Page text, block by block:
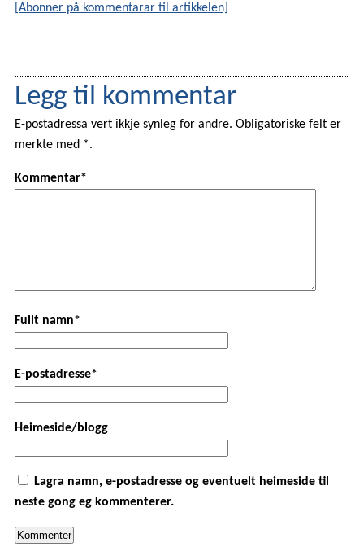
[Abonner på kommentarar til artikkelen]
Legg til kommentar
E-postadressa vert ikkje synleg for andre. Obligatoriske felt er
merkte med *.
Kommentar*
Fullt namn*
E-postadresse*
Heimeside/blogg
Lagra namn, e-postadresse og eventuelt heimeside til
neste gong eg kommenterer.